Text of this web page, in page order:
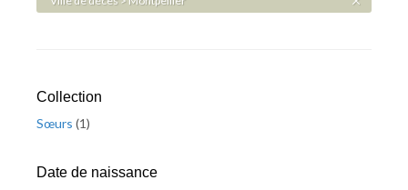
Collection
Sœurs (1)
Date de naissance